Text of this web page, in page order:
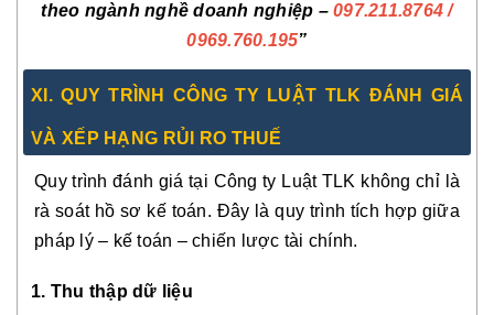
theo ngành nghề doanh nghiệp –097.211.8764/
0969.760.195”
XI. QUY TRÌNH CÔNG TY LUẬT TLK ĐÁNH GIÁ
VÀ XẾP HẠNG RỦI RO THUẾ
Quy trình đánh giá tại Công ty Luật TLK không chỉ là
rà soát hồ sơ kế toán. Đây là quy trình tích hợp giữa
pháp lý – kế toán – chiến lược tài chính.
1. Thu thập dữ liệu